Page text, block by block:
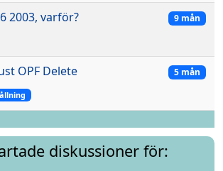
2003, varför? 9 mån
OPF Delete 5 mån
diskussioner för: